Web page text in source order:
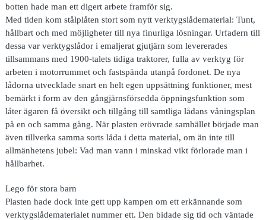
botten hade man ett digert arbete framför sig.
Med tiden kom stålplåten stort som nytt verktygslådematerial: Tunt,
hållbart och med möjligheter till nya finurliga lösningar. Urfadern till
dessa var verktygslådor i emaljerat gjutjärn som levererades
tillsammans med 1900-talets tidiga traktorer, fulla av verktyg för
arbeten i motorrummet och fastspända utanpå fordonet. De nya
lådorna utvecklade snart en helt egen uppsättning funktioner, mest
bemärkt i form av den gångjärnsförsedda öppningsfunktion som
låter ägaren få översikt och tillgång till samtliga lådans våningsplan
på en och samma gång. När plasten erövrade samhället började man
även tillverka samma sorts låda i detta material, om än inte till
allmänhetens jubel: Vad man vann i minskad vikt förlorade man i
hållbarhet.
Lego för stora barn
Plasten hade dock inte gett upp kampen om ett erkännande som
verktygslådematerialet nummer ett. Den bidade sig tid och väntade